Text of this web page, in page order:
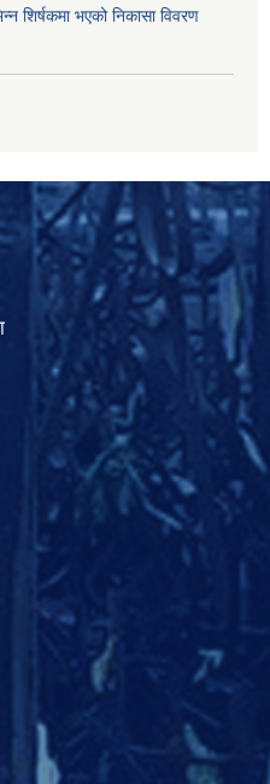
शिर्षकमा भएको निकासा विवरण